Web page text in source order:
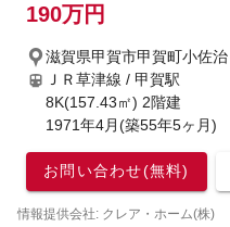
190万円
滋賀県甲賀市甲賀町小佐治
ＪＲ草津線 / 甲賀駅
8K(157.43㎡) 2階建
1971年4月(築55年5ヶ月)
お問い合わせ(無料)
情報提供会社: クレア・ホーム(株)